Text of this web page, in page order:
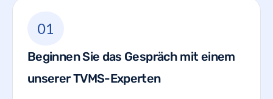
01
Beginnen Sie das Gespräch mit einem
unserer TVMS-Experten